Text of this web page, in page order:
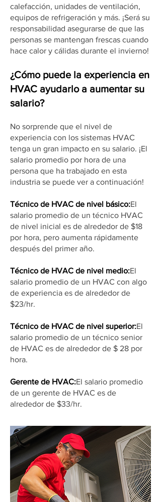
calefacción, unidades de ventilación,
equipos de refrigeración y más. ¡Será su
responsabilidad asegurarse de que las
personas se mantengan frescas cuando
hace calor y cálidas durante el invierno!
¿Cómo puede la experiencia en
HVAC ayudarlo a aumentar su
salario?
No sorprende que el nivel de
experiencia con los sistemas HVAC
tenga un gran impacto en su salario. ¡El
salario promedio por hora de una
persona que ha trabajado en esta
industria se puede ver a continuación!
Técnico de HVAC de nivel básico:El
salario promedio de un técnico HVAC
de nivel inicial es de alrededor de $18
por hora, pero aumenta rápidamente
después del primer año.
Técnico de HVAC de nivel medio:El
salario promedio de un HVAC con algo
de experiencia es de alrededor de
$23/hr.
Técnico de HVAC de nivel superior:El
salario promedio de un técnico senior
de HVAC es de alrededor de $ 28 por
hora.
Gerente de HVAC:El salario promedio
de un gerente de HVAC es de
alrededor de $33/hr.